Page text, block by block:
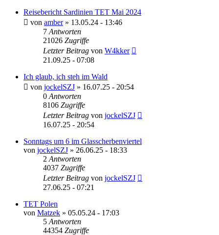
Reisebericht Sardinien TET Mai 2024
von amber» 13.05.24 - 13:46
7 Antworten
21026 Zugriffe
Letzter Beitrag von W4kker
21.09.25 - 07:08
Ich glaub, ich steh im Wald
von jockelSZJ » 16.07.25 - 20:54
0 Antworten
8106 Zugriffe
Letzter Beitrag von jockelSZJ
16.07.25 - 20:54
Sonntags um 6 im Glasscherbenviertel
von jockelSZJ » 26.06.25 - 18:33
2 Antworten
4037 Zugriffe
Letzter Beitrag von jockelSZJ
27.06.25 - 07:21
TET Polen
von Matzek » 05.05.24 - 17:03
5 Antworten
44354 Zugriffe